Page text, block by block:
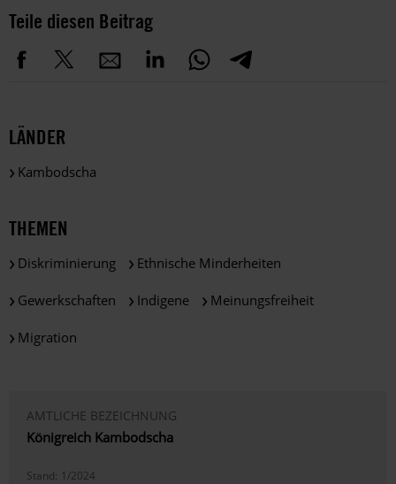
Teile diesen Beitrag
LÄNDER
Kambodscha
THEMEN
Diskriminierung Ethnische Minderheiten
Gewerkschaften Indigene Meinungsfreiheit
Migration
AMTLICHE BEZEICHNUNG
Königreich Kambodscha
Stand: 1/2024